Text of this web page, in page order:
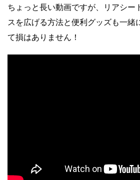
ちょっと長い動画ですが、リアシー
スを広げる方法と便利グッズも一緒
て損はありません！